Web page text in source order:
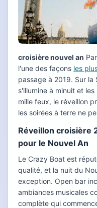
croisière nouvel an
l'une des façons les
passage à 2019. Sur la
s'illumine à minuit et
mille feux, le réveillon
les soirées à terre ne
Réveillon croisière
pour le Nouvel An
Le Crazy Boat est
qualité, et la nuit du
exception. Open bar
ambiances musicales
complète qui